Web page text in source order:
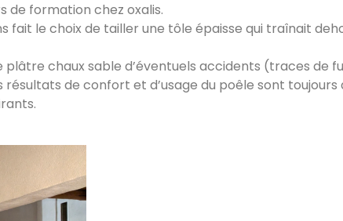
de formation chez oxalis.
fait le choix de tailler une tôle épaisse qui traînait
chaux sable d’éventuels accidents (traces de
de confort et d’usage du poêle sont toujours